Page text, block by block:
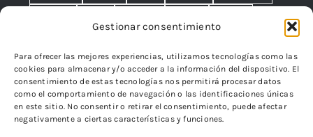
Gestionar consentimiento
Para ofrecer las mejores experiencias, utilizamos tecnologías como las
cookies para almacenar y/o acceder a la información del dispositivo. El
consentimiento de estas tecnologías nos permitirá procesar datos
como el comportamiento de navegación o las identificaciones únicas
en este sitio. No consentir o retirar el consentimiento, puede afectar
negativamente a ciertas características y funciones.
brazalete cuadrado rombo filigrana. broche
cisne edelweiss